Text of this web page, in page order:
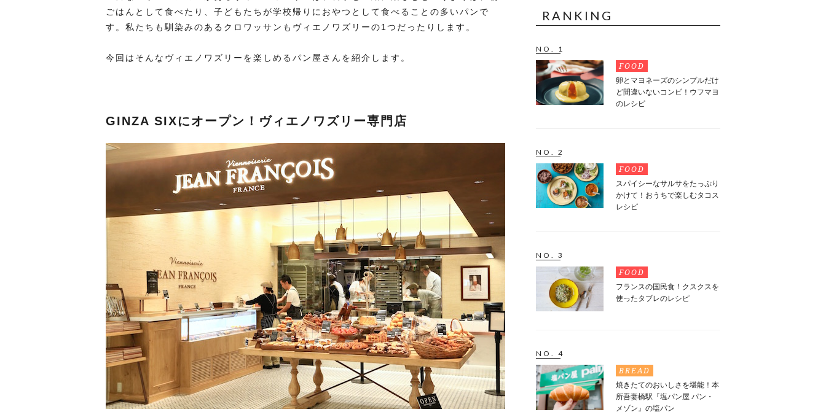
ごはんとして食べたり、子どもたちが学校帰りにおやつとして食べることの多いパンで
す。私たちも馴染みのあるクロワッサンもヴィエノワズリーの1つだったりします。
今回はそんなヴィエノワズリーを楽しめるパン屋さんを紹介します。
GINZA SIXにオープン！ヴィエノワズリー専門店
RANKING
NO. 1
FOOD
卵とマヨネーズのシンプルだけ
ど間違いないコンビ！ウフマヨ
のレシピ
NO. 2
FOOD
スパイシーなサルサをたっぷり
かけて！おうちで楽しむタコス
レシピ
NO. 3
FOOD
フランスの国民食！クスクスを
使ったタブレのレシピ
NO. 4
BREAD
焼きたてのおいしさを堪能！本
所吾妻橋駅『塩パン屋 パン・
メゾン』の塩パン